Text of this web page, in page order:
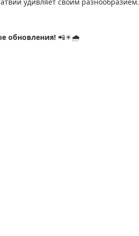
обновления! 📲☀🌧